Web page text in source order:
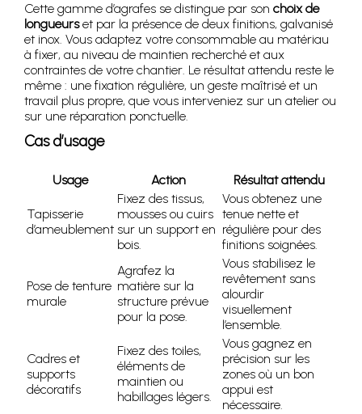
Cette gamme d’agrafes se distingue par son choix de
longueurset par la présence de deux finitions, galvanisé
et inox. Vous adaptez votre consommable au matériau
à fixer, au niveau de maintien recherché et aux
contraintes de votre chantier. Le résultat attendu reste le
même : une fixation régulière, un geste maîtrisé et un
travail plus propre, que vous interveniez sur un atelier ou
sur une réparation ponctuelle.
Cas d’usage
Usage Action Résultat attendu
Tapisserie
d’ameublement
Fixez des tissus,
mousses ou cuirs
sur un support en
bois.
Vous obtenez une
tenue nette et
régulière pour des
finitions soignées.
Pose de tenture
murale
Agrafez la
matière sur la
structure prévue
pour la pose.
Vous stabilisez le
revêtement sans
alourdir
visuellement
l’ensemble.
Cadres et
supports
décoratifs
Fixez des toiles,
éléments de
maintien ou
habillages légers.
Vous gagnez en
précision sur les
zones où un bon
appui est
nécessaire.